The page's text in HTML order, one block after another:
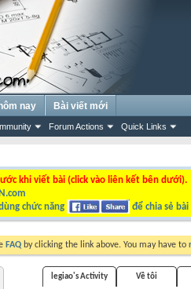
Forum Actions Quick Links
nay Bài viết mới
khi viết bài (click vào liên kết bên dưới).
chức năng để chia sẻ
FAQ by clicking the link above. You may have to
legiao's Activity Về tôi